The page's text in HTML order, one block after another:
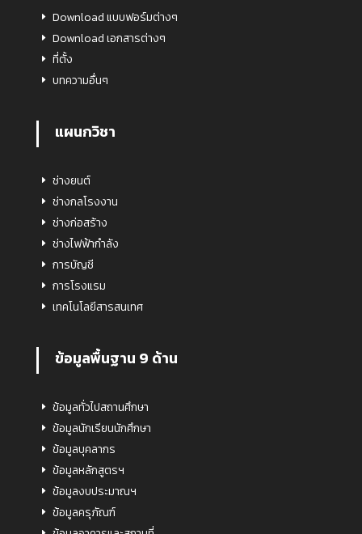
Download แบบฟอร์มต่างๆ
Download เอกสารต่างๆ
ที่ตั้ง
บทความอื่นๆ
แผนกวิชา
ช่างยนต์
ช่างกลโรงงาน
ช่างก่อสร้าง
ช่างไฟฟ้ากำลัง
การบัญชี
การโรงแรม
เทคโนโลยีสารสนเทศ
ข้อมูลพื้นฐาน 9 ด้าน
ข้อมูลทั่วไปสถานศึกษา
ข้อมูลนักเรียนนักศึกษา
ข้อมูลบุคลากร
ข้อมูลหลักสูตรฯ
ข้อมูลงบประมาณฯ
ข้อมูลครุภัณฑ์